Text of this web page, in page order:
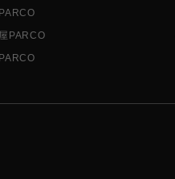
PARCO